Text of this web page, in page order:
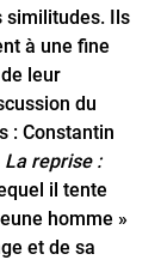
similitudes. Ils
à une fine
leur
du
: Constantin
La reprise :
il tente
homme »
et de sa